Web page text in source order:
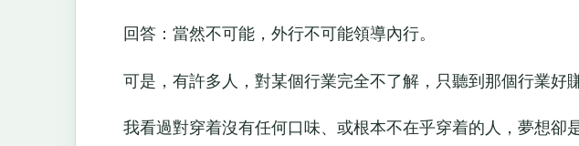
回答：當然不可能，外行不可能領導內行。
可是，有許多人，對某個行業完全不了解，只聽到那個行業好賺
我看過對穿着沒有任何口味、或根本不在乎穿着的人，夢想卻